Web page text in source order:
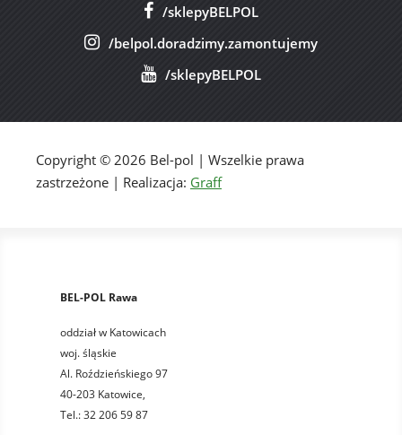
/sklepyBELPOL
/belpol.doradzimy.zamontujemy
/sklepyBELPOL
Copyright © 2026 Bel-pol | Wszelkie prawa
zastrzeżone | Realizacja: Graff
BEL-POL Rawa
oddział w Katowicach
woj. śląskie
Al. Roździeńskiego 97
40-203 Katowice,
Tel.: 32 206 59 87